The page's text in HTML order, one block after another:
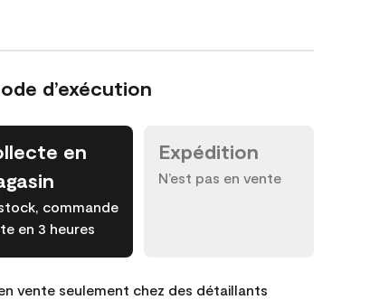
d’exécution
en
commande
en 3 heures
Expédition
N’est pas en vente
vente seulement chez des détaillants